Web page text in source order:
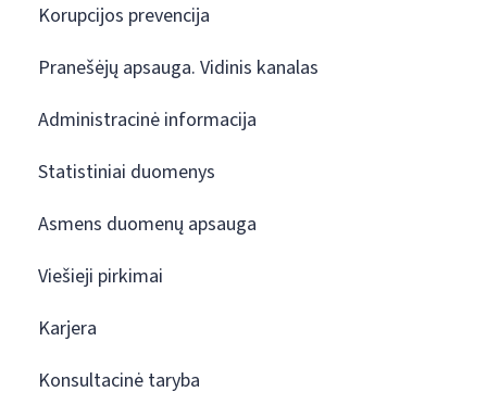
Korupcijos prevencija
Pranešėjų apsauga. Vidinis kanalas
Administracinė informacija
Statistiniai duomenys
Asmens duomenų apsauga
Viešieji pirkimai
Karjera
Konsultacinė taryba